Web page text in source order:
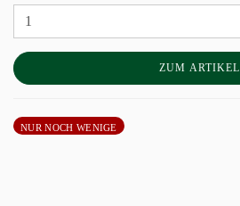
ZUM ARTIKEL
NUR NOCH WENIGE